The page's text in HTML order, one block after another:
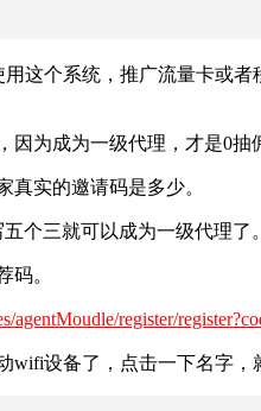
这个系统，推广流量卡或
为成为一级代理，才是0抽
真实的邀请码是多少。
个三就可以成为一级代理了。
码。
agentMoudle/register/
设备了，点击一下名字，